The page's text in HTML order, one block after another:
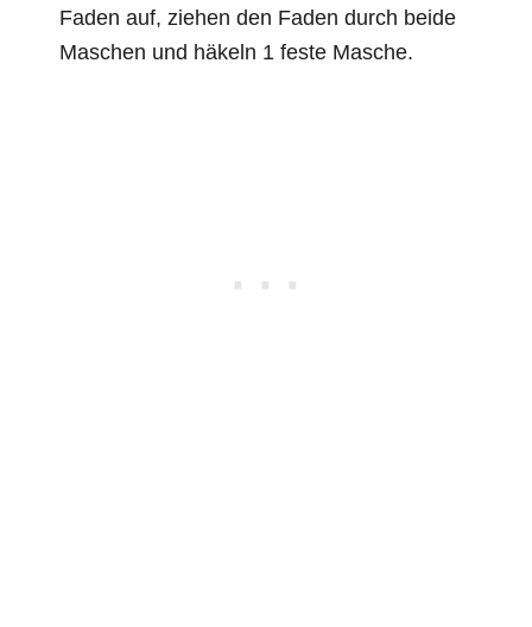
Faden auf, ziehen den Faden durch beide
Maschen und häkeln 1 feste Masche.